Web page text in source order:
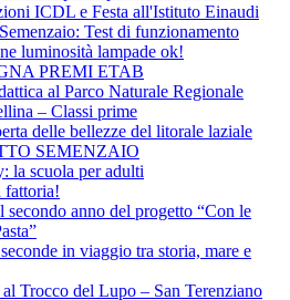
ICDL e Festa all'Istituto Einaudi
Test di funzionamento
luminosità lampade ok!
PREMI ETAB
al Parco Naturale Regionale
– Classi prime
delle bellezze del litorale laziale
SEMENZAIO
la scuola per adulti
fattoria!
secondo anno del progetto “Con le
in viaggio tra storia, mare e
Trocco del Lupo – San Terenziano